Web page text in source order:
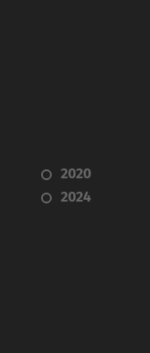
2020
2024